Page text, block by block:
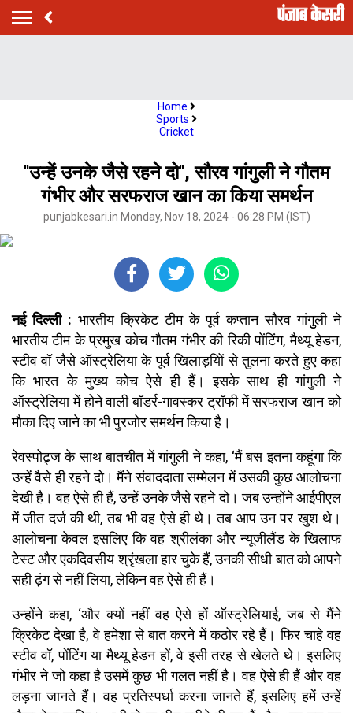
Home
Sports
Cricket
''उन्हें उनके जैसे रहने दो'', सौरव गांगुली ने गौतम
गंभीर और सरफराज खान का किया समर्थन
punjabkesari.in Monday, Nov 18, 2024 - 06:28 PM (IST)
नई दिल्ली : भारतीय क्रिकेट टीम के पूर्व कप्तान सौरव गांगुुली ने
भारतीय टीम के प्रमुख कोच गौतम गंभीर की रिकी पोंटिंग, मैथ्यू हेडन,
स्टीव वॉ जैसे ऑस्ट्रेलिया के पूर्व खिलाड़यिों से तुलना करते हुए कहा
कि भारत के मुख्य कोच ऐसे ही हैं। इसके साथ ही गांगुली ने
ऑस्ट्रेलिया में होने वाली बॉडर्र-गावस्कर ट्रॉफी में सरफराज खान को
मौका दिए जाने का भी पुरजोर समर्थन किया है।
रेवस्पोट्र्ज के साथ बातचीत में गांगुली ने कहा, ‘मैं बस इतना कहूंगा कि
उन्हें वैसे ही रहने दो। मैंने संवाददाता सम्मेलन में उसकी कुछ आलोचना
देखी है। वह ऐसे ही हैं, उन्हें उनके जैसे रहने दो। जब उन्होंने आईपीएल
में जीत दर्ज की थी, तब भी वह ऐसे ही थे। तब आप उन पर खुश थे।
आलोचना केवल इसलिए कि वह श्रीलंका और न्यूजीलैंड के खिलाफ
टेस्ट और एकदिवसीय श्रृंखला हार चुके हैं, उनकी सीधी बात को आपने
सही ढ़ंग से नहीं लिया, लेकिन वह ऐसे ही हैं।
उन्होंने कहा, ‘और क्यों नहीं वह ऐसे हों ऑस्ट्रेलियाई, जब से मैंने
क्रिकेट देखा है, वे हमेशा से बात करने में कठोर रहे हैं। फिर चाहे वह
स्टीव वॉ, पोंटिंग या मैथ्यू हेडन हों, वे इसी तरह से खेलते थे। इसलिए
गंभीर ने जो कहा है उसमें कुछ भी गलत नहीं है। वह ऐसे ही हैं और वह
लड़ना जानते हैं। वह प्रतिस्पर्धा करना जानते हैं, इसलिए हमें उन्हें